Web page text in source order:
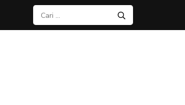
Cari
untuk: